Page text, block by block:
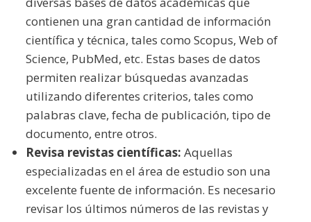
contienen una gran cantidad de información
científica y técnica, tales como Scopus, Web of
Science, PubMed, etc. Estas bases de datos
permiten realizar búsquedas avanzadas
utilizando diferentes criterios, tales como
palabras clave, fecha de publicación, tipo de
documento, entre otros.
Revisa revistas científicas: Aquellas
especializadas en el área de estudio son una
excelente fuente de información. Es necesario
revisar los últimos números de las revistas y